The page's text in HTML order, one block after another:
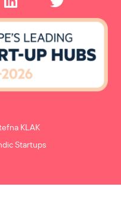
Startups
KLAK